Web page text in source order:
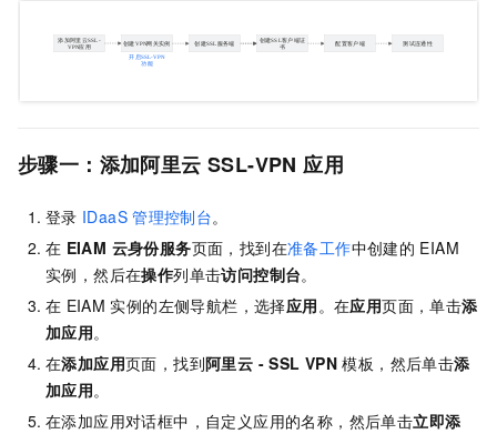
步骤一：添加阿里云 SSL-VPN 应用
登录 IDaaS 管理控制台。
在 EIAM 云身份服务页面，找到在准备工作中创建的 EIAM
实例，然后在操作列单击访问控制台。
在 EIAM 实例的左侧导航栏，选择应用 。在应用页面，单击添
加应用。
在添加应用页面，找到阿里云 - SSL VPN 模板，然后单击添
加应用。
在添加应用对话框中，自定义应用的名称，然后单击立即添